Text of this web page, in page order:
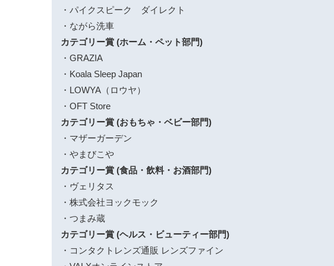
・パイクスピーク ダイレクト
・ながら洗車
カテゴリー賞 (ホーム・ペット部門)
・GRAZIA
・Koala Sleep Japan
・LOWYA（ロウヤ）
・OFT Store
カテゴリー賞 (おもちゃ・ベビー部門)
・マザーガーデン
・やまびこや
カテゴリー賞 (食品・飲料・お酒部門)
・ヴェリタス
・株式会社ヨックモック
・つまみ蔵
カテゴリー賞 (ヘルス・ビューティー部門)
・コンタクトレンズ通販 レンズファイン